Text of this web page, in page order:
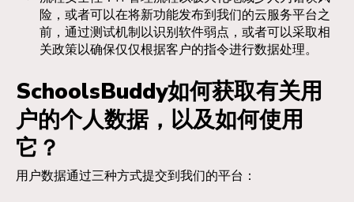
险，或者可以在将新功能发布到我们的云服务平台之
前，通过测试机制以识别软件弱点，或者可以采取相
关政策以确保仅仅根据客户的指令进行数据处理。
SchoolsBuddy如何获取有关用
户的个人数据，以及如何使用
它？
用户数据通过三种方式提交到我们的平台：